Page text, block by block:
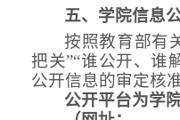
五、学院信息
按照教育部有
把关”“谁公开、谁
公开信息的审定核
公开平台为学